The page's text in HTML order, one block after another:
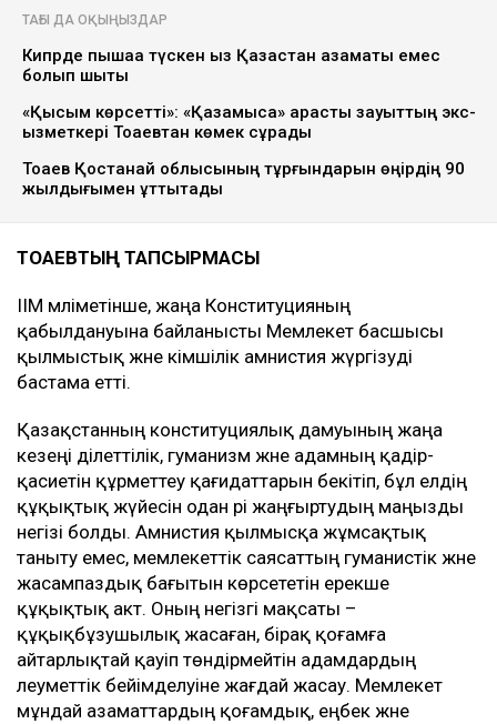
ТАҒЫ ДА ОҚЫҢЫЗДАР
Кипрде пышаққа түскен қыз Қазақстан азаматы емес
болып шықты
«Қысым көрсетті»: «Қазақмысқа» қарасты зауыттың экс-
қызметкері Тоқаевтан көмек сұрады
Тоқаев Қостанай облысының тұрғындарын өңірдің 90
жылдығымен құттықтады
ТОҚАЕВТЫҢ ТАПСЫРМАСЫ
ІІМ мәліметінше, жаңа Конституцияның
қабылдануына байланысты Мемлекет басшысы
қылмыстық және әкімшілік амнистия жүргізуді
бастама етті.
Қазақстанның конституциялық дамуының жаңа
кезеңі әділеттілік, гуманизм және адамның қадір-
қасиетін құрметтеу қағидаттарын бекітіп, бұл елдің
құқықтық жүйесін одан әрі жаңғыртудың маңызды
негізі болды. Амнистия қылмысқа жұмсақтық
таныту емес, мемлекеттік саясаттың гуманистік және
жасампаздық бағытын көрсететін ерекше
құқықтық акт. Оның негізгі мақсаты –
құқықбұзушылық жасаған, бірақ қоғамға
айтарлықтай қауіп төндірмейтін адамдардың
әлеуметтік бейімделуіне жағдай жасау. Мемлекет
мұндай азаматтардың қоғамдық, еңбек және